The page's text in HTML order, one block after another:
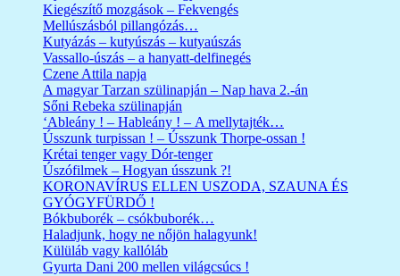
Kiegészítő mozgások – Fekvengés
Mellúszásból pillangózás…
Kutyázás – kutyúszás – kutyaúszás
Vassallo-úszás – a hanyatt-delfinegés
Czene Attila napja
A magyar Tarzan szülinapján – Nap hava 2.-án
Sőni Rebeka szülinapján
‘Ableány ! – Hableány ! – A mellytajték…
Ússzunk turpissan ! – Ússzunk Thorpe-ossan !
Krétai tenger vagy Dór-tenger
Úszófilmek – Hogyan ússzunk ?!
KORONAVÍRUS ELLEN USZODA, SZAUNA ÉS
GYÓGYFÜRDŐ !
Bókbuborék – csókbuborék…
Haladjunk, hogy ne nőjön halagyunk!
Külüláb vagy kallóláb
Gyurta Dani 200 mellen világcsúcs !